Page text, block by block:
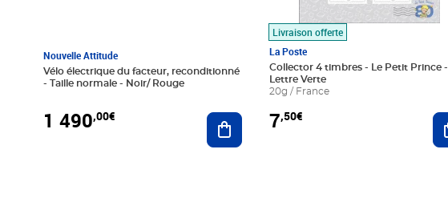
Nouvelle Attitude
Vélo électrique du facteur, reconditionné
- Taille normale - Noir/ Rouge
1 490,00€ Ajouter au panier
Livraison offerte
La Poste
Collector 4 timbres - Le Petit Prince -
Lettre Verte
20g / France
7,50€